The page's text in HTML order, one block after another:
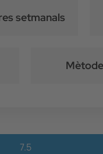
setmanals
7.5